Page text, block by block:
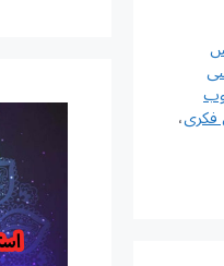
فکری،